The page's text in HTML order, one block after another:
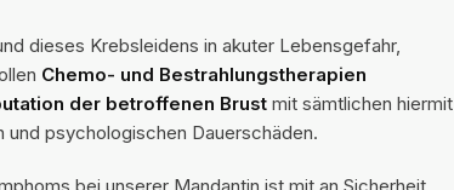
dieses Krebsleidens in akuter Lebensgefahr,
Chemo- und Bestrahlungstherapien
der betroffenen Brust mit sämtlichen hiermit
psychologischen Dauerschäden.